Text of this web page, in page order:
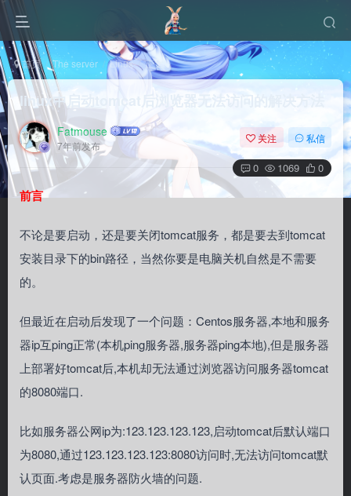
首页 The server Linux 正文
linux中启动tomcat后浏览器无法访问的解决方法
Fatmouse
7年前发布
关注 私信
0 1069 0
前言
不论是要启动，还是要关闭tomcat服务，都是要去到tomcat
安装目录下的bin路径，当然你要是电脑关机自然是不需要
的。
但最近在启动后发现了一个问题：Centos服务器,本地和服务
器ip互ping正常(本机ping服务器,服务器ping本地),但是服务器
上部署好tomcat后,本机却无法通过浏览器访问服务器tomcat
的8080端口.
比如服务器公网ip为:123.123.123.123,启动tomcat后默认端口
为8080,通过123.123.123.123:8080访问时,无法访问tomcat默
认页面.考虑是服务器防火墙的问题.